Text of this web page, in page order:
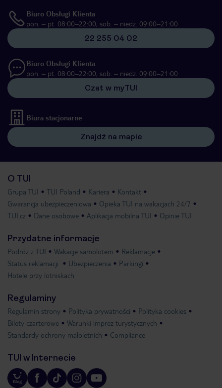
Biuro Obsługi Klienta
pon. – pt. 08:00–22:00, sob. – niedz. 09:00–21:00
22 255 04 02
Biuro Obsługi Klienta
pon. – pt. 08:00–22:00, sob. – niedz. 09:00–21:00
Czat w myTUI
Biura stacjonarne
Znajdź na mapie
O TUI
Grupa TUI TUI Poland Kariera
Kontakt
Gwarancja ubezpieczeniowa
Opieka TUI na wakacjach 24/7
TUI.cz
Dane osobowe Aplikacja mobilna TUI Opinie TUI
Przydatne informacje
Podróż z TUI Wakacje samolotem
Reklamacje
Status reklamacji
Ubezpieczenia
Parkingi
Hotele przy lotniskach
Regulaminy
Regulamin strony Polityka prywatności
Polityka cookies
Bilety czarterowe
Warunki imprez turystycznych
Standardy ochrony małoletnich
Compliance
TUI w Internecie